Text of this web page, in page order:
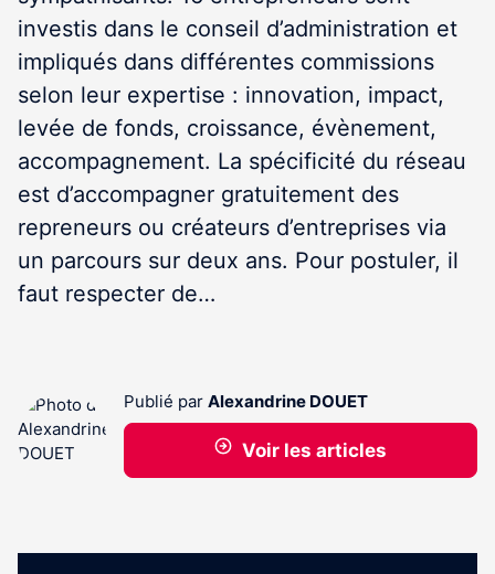
investis dans le conseil d’administration et
impliqués dans différentes commissions
selon leur expertise : innovation, impact,
levée de fonds, croissance, évènement,
accompagnement. La spécificité du réseau
est d’accompagner gratuitement des
repreneurs ou créateurs d’entreprises via
un parcours sur deux ans. Pour postuler, il
faut respecter de…
Publié par Alexandrine DOUET
Voir les articles